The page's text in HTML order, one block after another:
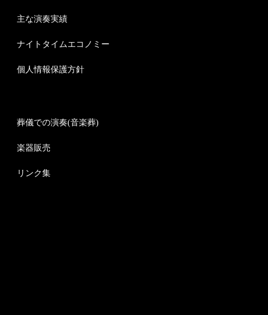
主な演奏実績
ナイトタイムエコノミー
個人情報保護方針
葬儀での演奏(音楽葬)
楽器販売
リンク集